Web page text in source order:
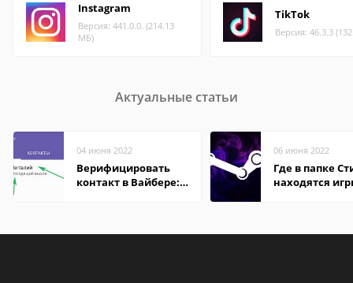
Instagram
Версия: 441.0.0. (214.13
МБ)
TikTok
Версия: 46.3.3
Актуальные статьи
04 июня 2022
Верифицировать
контакт в Вайбере:
06 июня 2022
Где в папке
находятся